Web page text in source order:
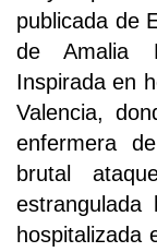
publicada de
de Amalia
Inspirada en
Valencia,
enfermera
brutal
hospitalizada